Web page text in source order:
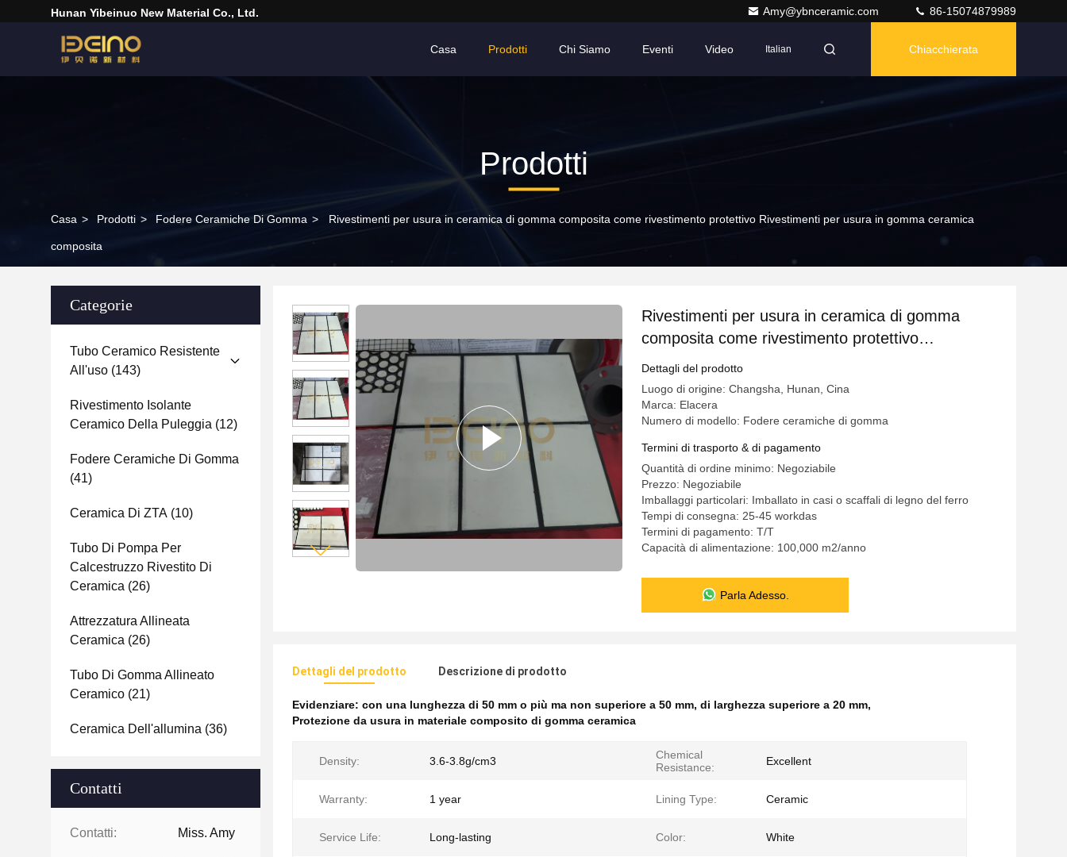
Hunan Yibeinuo New Material Co., Ltd. Amy@ybnceramic.com 86-15074879989
Casa Prodotti Chi Siamo Eventi Video Italian Chiacchierata
Prodotti
Casa > Prodotti > Fodere Ceramiche Di Gomma > Rivestimenti per usura in ceramica di gomma composita come rivestimento protettivo Rivestimenti per usura in gomma ceramica
composita
Categorie
Tubo Ceramico Resistente
All'uso (143)
Rivestimento Isolante
Ceramico Della Puleggia (12)
Fodere Ceramiche Di Gomma
(41)
Ceramica Di ZTA (10)
Tubo Di Pompa Per
Calcestruzzo Rivestito Di
Ceramica (26)
Attrezzatura Allineata
Ceramica (26)
Tubo Di Gomma Allineato
Ceramico (21)
Ceramica Dell'allumina (36)
Contatti
Contatti: Miss. Amy
Rivestimenti per usura in ceramica di gomma
composita come rivestimento protettivo
Rivestimenti per usura in gomma ceramica
composita
Dettagli del prodotto
Luogo di origine: Changsha, Hunan, Cina
Marca: Elacera
Numero di modello: Fodere ceramiche di gomma
Termini di trasporto & di pagamento
Quantità di ordine minimo: Negoziabile
Prezzo: Negoziabile
Imballaggi particolari: Imballato in casi o scaffali di legno del ferro
Tempi di consegna: 25-45 workdas
Termini di pagamento: T/T
Capacità di alimentazione: 100,000 m2/anno
Parla Adesso.
Dettagli del prodotto Descrizione di prodotto
Evidenziare: con una lunghezza di 50 mm o più ma non superiore a 50 mm, di larghezza superiore a 20 mm,
Protezione da usura in materiale composito di gomma ceramica
Density: 3.6-3.8g/cm3
Chemical
Resistance:
Excellent
Warranty: 1 year Lining Type: Ceramic
Service Life: Long-lasting Color: White